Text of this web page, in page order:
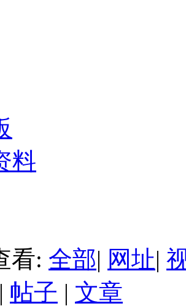
料
看: 全部| 网址|
| 帖子 | 文章